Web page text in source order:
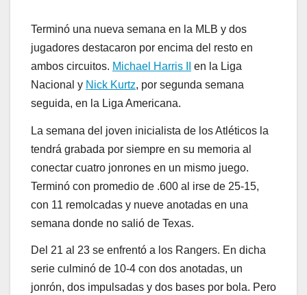
Terminó una nueva semana en la MLB y dos
jugadores destacaron por encima del resto en
ambos circuitos. Michael Harris II
en la Liga
Nacional y Nick Kurtz, por segunda semana
seguida, en la Liga Americana.
La semana del joven inicialista de los Atléticos la
tendrá grabada por siempre en su memoria al
conectar cuatro jonrones en un mismo juego.
Terminó con promedio de .600 al irse de 25-15,
con 11 remolcadas y nueve anotadas en una
semana donde no salió de Texas.
Del 21 al 23 se enfrentó a los Rangers. En dicha
serie culminó de 10-4 con dos anotadas, un
jonrón, dos impulsadas y dos bases por bola. Pero